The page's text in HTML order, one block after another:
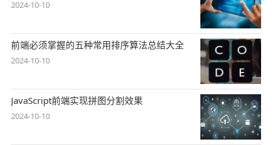
2024-10-10
前端必须掌握的五种常用排序算法总结大全
2024-10-10
JavaScript前端实现拼图分割效果
2024-10-10